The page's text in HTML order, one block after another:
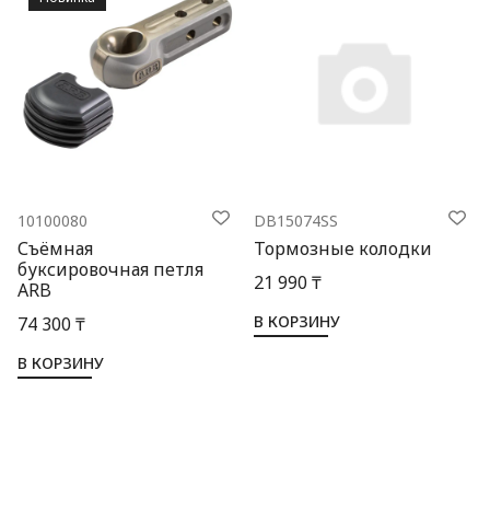
10100080
Съёмная
буксировочная петля
ARB
74 300 ₸
В КОРЗИНУ
DB15074SS
Тормозные колодки
21 990 ₸
В КОРЗИНУ